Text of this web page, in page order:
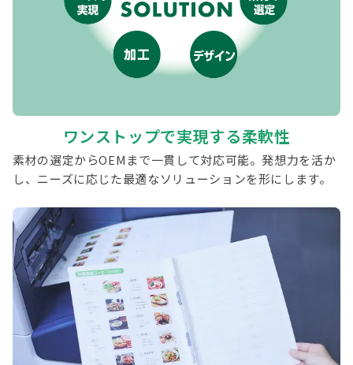
ワンストップで実現する柔軟性
素材の選定からOEMまで一貫して対応可能。発想力を活か
し、ニーズに応じた最適なソリューションを形にします。